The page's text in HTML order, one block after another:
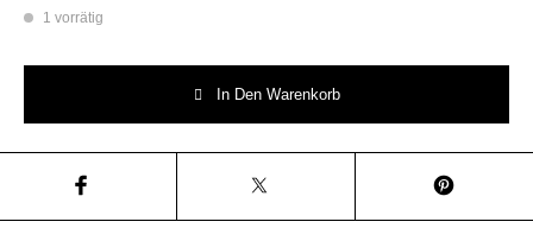
1 vorrätig
In Den Warenkorb